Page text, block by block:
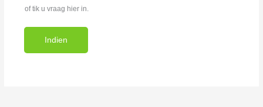
of tik u vraag hier in.
Indien